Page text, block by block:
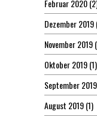
Februar 2020
Dezember 2019
November 2019
Oktober 2019(1)
September 2019
August 2019(1)